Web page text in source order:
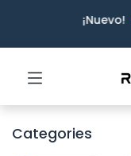
¡Nuevo!
Categories